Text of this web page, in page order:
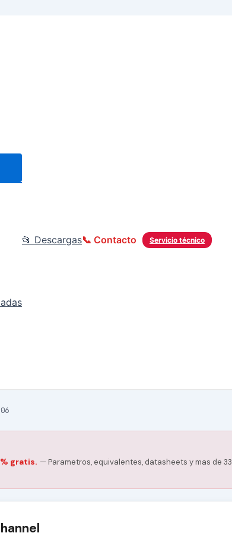
📂 Descargas Servicio técnico
📞 Contacto
gratis. — Parametros, equivalentes, datasheets y mas de